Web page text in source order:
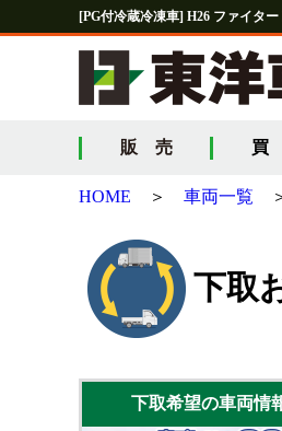
[PG付冷蔵冷凍車] H26 ファイタ
販 売 買
HOME ＞ 車両一覧
下取
下取希望の車両情